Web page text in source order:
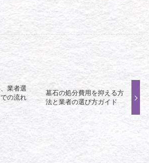
業者選
の流れ
墓石の処分費用を抑える方
法と業者の選び方ガイド